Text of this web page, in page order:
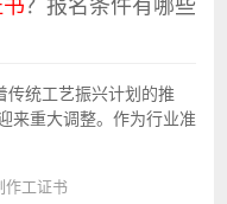
？报名条件有哪些
传统工艺振兴计划的推
来重大调整。作为行业准
作工证书